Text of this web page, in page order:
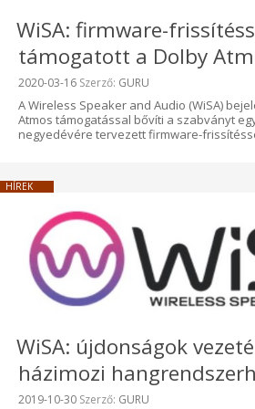
WiSA: firmware-
támogatott a Dolby
Beküldve:
2020-03-16 Szerző: GURU
A Wireless Speaker and Audio (WiSA)
Atmos támogatással bővíti a szabványt
negyedévére tervezett firmware-
HÍREK
WiSA: újdonságok
házimozi
Beküldve:
2019-10-30 Szerző: GURU